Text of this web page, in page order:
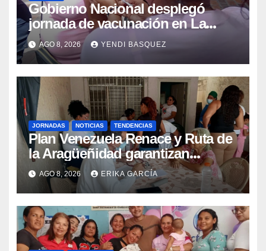
Gobierno Nacional desplegó
jornada de vacunación en La
Guaira para garantizar protección
epidemiológica
AGO 8, 2026 YENDI BASQUEZ
JORNADAS NOTICIAS TENDENCIAS
Plan Venezuela Renace y Ruta de
la Aragüeñidad garantizan
atención médica integral en
Aragua
AGO 8, 2026 ERIKA GARCÍA